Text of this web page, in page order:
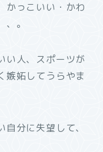
かっこいい・かわ
。
い人、スポーツが
嫉妬してうらやま
分に失望して、